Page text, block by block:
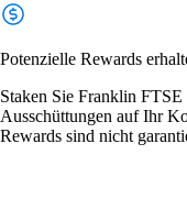
Potenzielle Rewards
Staken Sie Franklin
Ausschüttungen auf Ihr
Rewards sind nicht